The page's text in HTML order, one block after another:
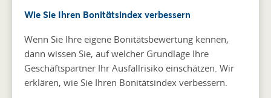
Wie Sie Ihren Bonitätsindex verbessern
Wenn Sie Ihre eigene Bonitätsbewertung kennen,
dann wissen Sie, auf welcher Grundlage Ihre
Geschäftspartner Ihr Ausfallrisiko einschätzen. Wir
erklären, wie Sie Ihren Bonitätsindex verbessern.